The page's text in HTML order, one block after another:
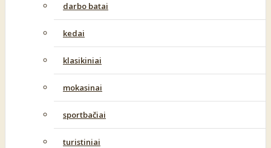
darbo batai
kedai
klasikiniai
mokasinai
sportbačiai
turistiniai